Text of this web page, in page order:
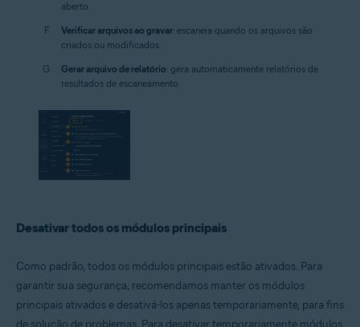
aberto.
Verificar arquivos ao gravar: escaneia quando os arquivos são
criados ou modificados.
Gerar arquivo de relatório: gera automaticamente relatórios de
resultados de escaneamento.
Desativar todos os módulos principais
Como padrão, todos os módulos principais estão ativados. Para
garantir sua segurança, recomendamos manter os módulos
principais ativados e desativá-los apenas temporariamente, para fins